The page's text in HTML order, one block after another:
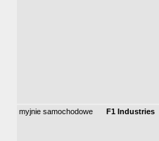
myjnie samochodowe F1 Industries